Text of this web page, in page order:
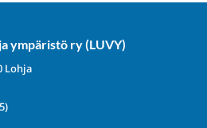
ympäristö ry (LUVY)
Lohja